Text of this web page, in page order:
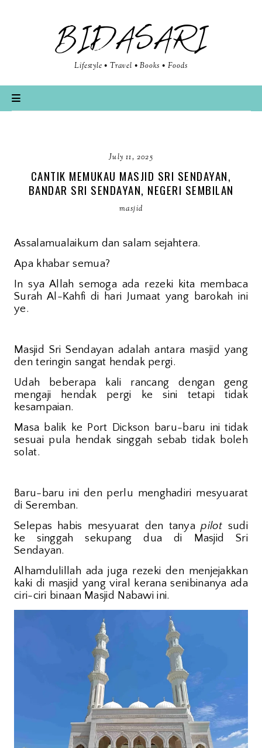
BIDASARI
Lifestyle • Travel • Books • Foods
July 11, 2025
CANTIK MEMUKAU MASJID SRI SENDAYAN,
BANDAR SRI SENDAYAN, NEGERI SEMBILAN
masjid
Assalamualaikum dan salam sejahtera.
Apa khabar semua?
In sya Allah semoga ada rezeki kita membaca
Surah Al-Kahfi di hari Jumaat yang barokah ini
ye.
Masjid Sri Sendayan adalah antara masjid yang
den teringin sangat hendak pergi.
Udah beberapa kali rancang dengan geng
mengaji hendak pergi ke sini tetapi tidak
kesampaian.
Masa balik ke Port Dickson baru-baru ini tidak
sesuai pula hendak singgah sebab tidak boleh
solat.
Baru-baru ini den perlu menghadiri mesyuarat
di Seremban.
Selepas habis mesyuarat den tanyapilot sudi
ke singgah sekupang dua di Masjid Sri
Sendayan.
Alhamdulillah ada juga rezeki den menjejakkan
kaki di masjid yang viral kerana senibinanya ada
ciri-ciri binaan Masjid Nabawi ini.